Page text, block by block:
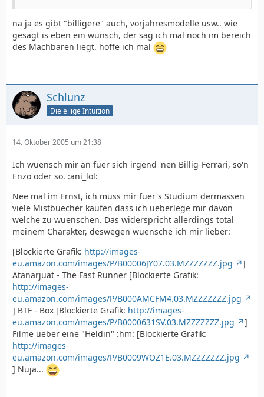
na ja es gibt "billigere" auch, vorjahresmodelle usw.. wie
gesagt is eben ein wunsch, der sag ich mal noch im bereich
des Machbaren liegt. hoffe ich mal
Schlunz
Die eilige Intuition
14. Oktober 2005 um 21:38
Ich wuensch mir an fuer sich irgend 'nen Billig-Ferrari, so'n
Enzo oder so. :ani_lol:
Nee mal im Ernst, ich muss mir fuer's Studium dermassen
viele Mistbuecher kaufen dass ich ueberlege mir davon
welche zu wuenschen. Das widerspricht allerdings total
meinem Charakter, deswegen wuensche ich mir lieber:
[Blockierte Grafik: http://images-
eu.amazon.com/images/P/B00006JY07.03.MZZZZZZZ.jpg
]
Atanarjuat - The Fast Runner [Blockierte Grafik:
http://images-
eu.amazon.com/images/P/B000AMCFM4.03.MZZZZZZZ.jpg
] BTF - Box [Blockierte Grafik: http://images-
eu.amazon.com/images/P/B0000631SV.03.MZZZZZZZ.jpg
]
Filme ueber eine "Heldin" :hm: [Blockierte Grafik:
http://images-
eu.amazon.com/images/P/B0009WOZ1E.03.MZZZZZZZ.jpg
] Nuja...